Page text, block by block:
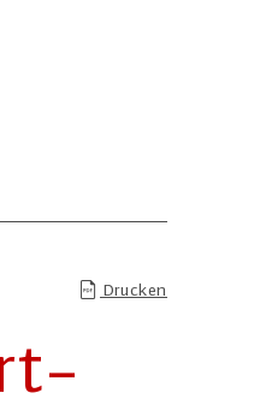
Drucken